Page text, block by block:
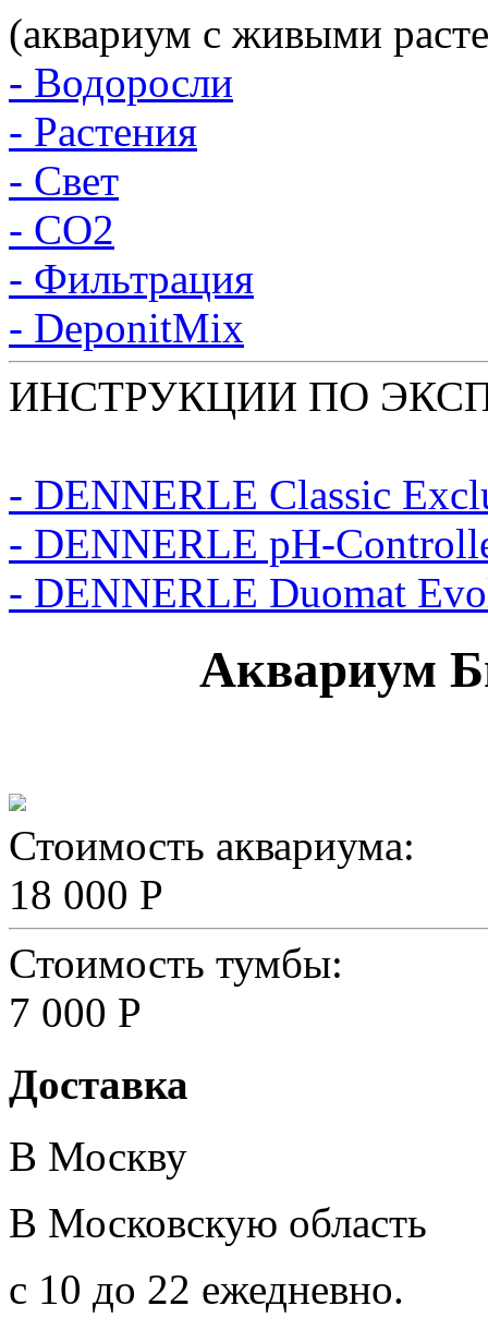
(аквариум с живыми
- Водоросли
- Растения
- Свет
- CO2
- Фильтрация
- DeponitMix
ИНСТРУКЦИИ ПО
- DENNERLE Classic
- DENNERLE pH-
- DENNERLE Duomat
Аквариум
Стоимость аквариума:
18 000 Р
Стоимость тумбы:
7 000 Р
Доставка
В Москву
В Московскую область
с 10 до 22 ежедневно.